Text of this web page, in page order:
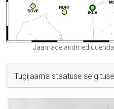
Jaamade andmed
Tugijaama staatuse